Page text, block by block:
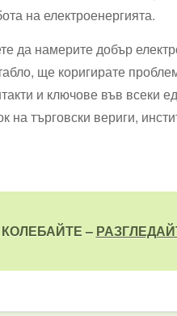
на електроенергията.
да намерите добър
ще коригирате
и ключове във всеки
на търговски вериги,
–